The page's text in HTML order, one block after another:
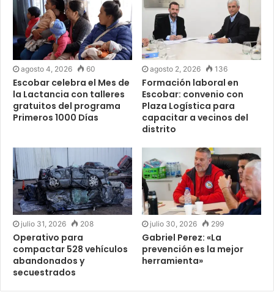
agosto 4, 2026 60
Escobar celebra el Mes de
la Lactancia con talleres
gratuitos del programa
Primeros 1000 Días
agosto 2, 2026 136
Formación laboral en
Escobar: convenio con
Plaza Logística para
capacitar a vecinos del
distrito
julio 31, 2026 208
Operativo para
compactar 528 vehículos
abandonados y
secuestrados
julio 30, 2026 299
Gabriel Perez: «La
prevención es la mejor
herramienta»